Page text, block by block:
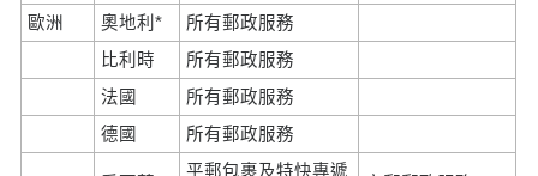
歐洲
奧地利*
所有郵政服務
比利時
所有郵政服務
法國
所有郵政服務
德國
所有郵政服務
平郵包裹及特快專遞